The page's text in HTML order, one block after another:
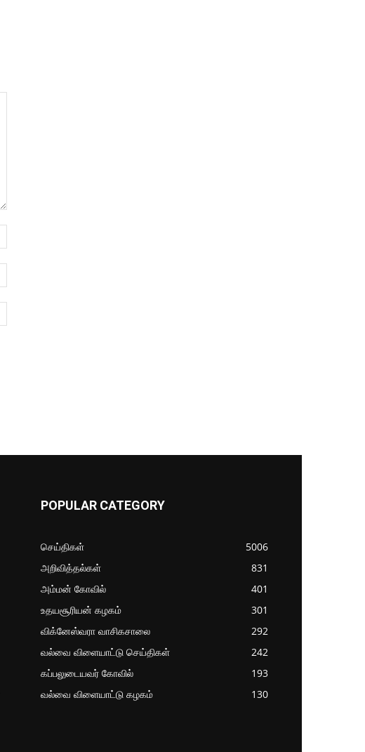
POPULAR CATEGORY
செய்திகள்
5006
அறிவித்தல்கள்
831
அம்மன் கோவில்
401
உதயசூரியன் கழகம்
301
விக்னேஸ்வரா வாசிகசாலை
292
வல்வை விளையாட்டு செய்திகள்
242
கப்பலுடையவர் கோவில்
193
வல்வை விளையாட்டு கழகம்
130